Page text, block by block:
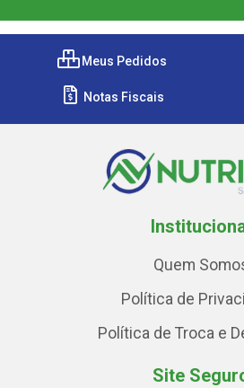
Meus Pedidos
Notas Fiscais
Quem
Política de
Política de Troca e
Site